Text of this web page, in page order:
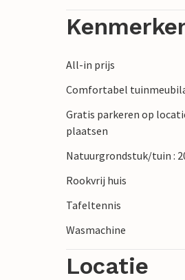
barbecue. Geniet
Verken de eerder
bereikt u na een
de
De Italiaanse stad
ontdekken. Slenter
laat je meevoeren
Beleef een
All-in prijs
Comfortabel
Gratis parkeren op
plaatsen
Natuurgrondstuk/tuin :
Rookvrij huis
Tafeltennis
Wasmachine
Locatie